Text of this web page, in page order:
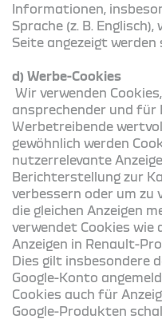
Informationen,
Sprache (z. B.
Seite angezeigt werden
d) Werbe-Cookies
Wir verwenden
ansprechender und für
Werbetreibende
gewöhnlich werden
nutzerrelevante
Berichterstellung zur
verbessern oder um zu
die gleichen Anzeigen
verwendet Cookies wie
Anzeigen in Renault-
Dies gilt insbesondere
Google-Konto
Cookies auch für
Google-Produkten